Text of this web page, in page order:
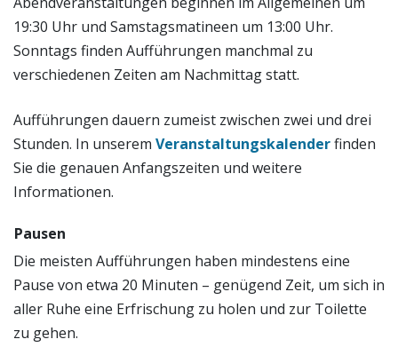
19:30 Uhr und Samstagsmatineen um 13:00 Uhr.
Sonntags finden Aufführungen manchmal zu
verschiedenen Zeiten am Nachmittag statt.
Aufführungen dauern zumeist zwischen zwei und drei
Stunden. In unserem Veranstaltungskalenderfinden
Sie die genauen Anfangszeiten und weitere
Informationen.
Pausen
Die meisten Aufführungen haben mindestens eine
Pause von etwa 20 Minuten – genügend Zeit, um sich in
aller Ruhe eine Erfrischung zu holen und zur Toilette
zu gehen.